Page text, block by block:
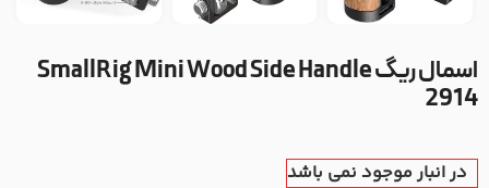
اسمال ریگ SmallRig Mini Wood Side Handle
2914
در انبار موجود نمی باشد